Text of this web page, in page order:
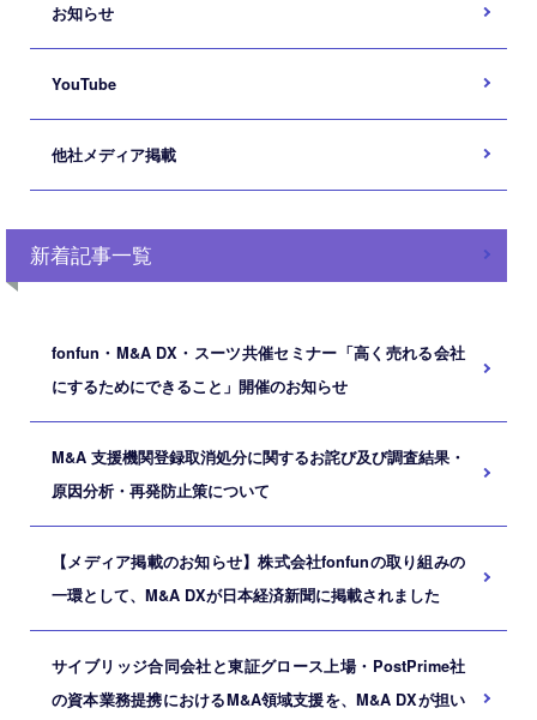
お知らせ
YouTube
他社メディア掲載
新着記事一覧
fonfun・M&A DX・スーツ共催セミナー「高く売れる会社
にするためにできること」開催のお知らせ
M&A ⽀援機関登録取消処分に関するお詫び及び調査結果・
原因分析・再発防⽌策について
【メディア掲載のお知らせ】株式会社fonfunの取り組みの
一環として、M&A DXが日本経済新聞に掲載されました
サイブリッジ合同会社と東証グロース上場・PostPrime社
の資本業務提携におけるM&A領域支援を、M&A DXが担い